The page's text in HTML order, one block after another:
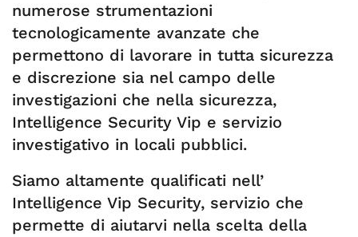
numerose strumentazioni
tecnologicamente avanzate che
permettono di lavorare in tutta sicurezza
e discrezione sia nel campo delle
investigazioni che nella sicurezza,
Intelligence Security Vip e servizio
investigativo in locali pubblici.
Siamo altamente qualificati nell’
Intelligence Vip Security, servizio che
permette di aiutarvi nella scelta della